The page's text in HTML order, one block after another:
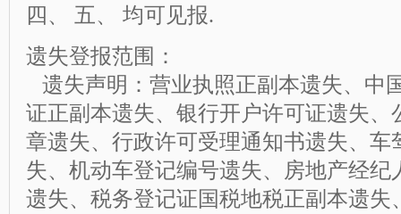
四、 五、 均可见报.
遗失登报范围：
遗失声明：营业执照正副本遗失、中
证正副本遗失、银行开户许可证遗失、
章遗失、行政许可受理通知书遗失、车
失、机动车登记编号遗失、房地产经纪
遗失、税务登记证国税地税正副本遗失